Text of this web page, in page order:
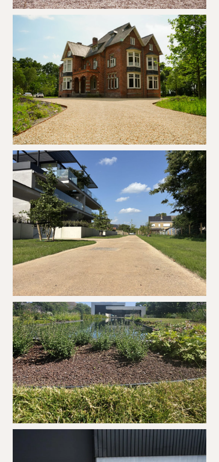
Project Heritage en ECCOgravel
Project grind en ECCOgravel
Project Z Zedelgem
Project ECCOborder Flex Kortrijk